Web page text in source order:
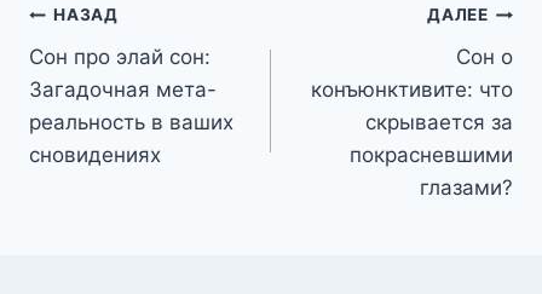
Навигация
по
записям
НАЗАД
Сон про элай сон:
Загадочная мета-
реальность в ваших
сновидениях
ДАЛЕЕ
Сон о
конъюнктивите: что
скрывается за
покрасневшими
глазами?